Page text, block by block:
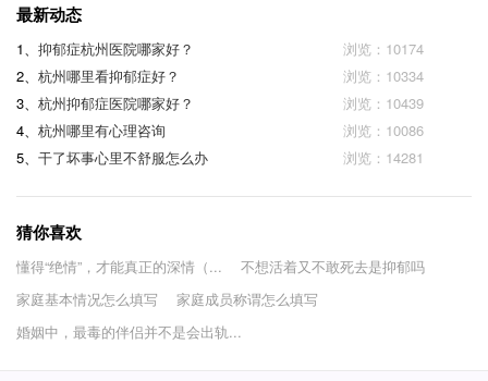
最新动态
1、 抑郁症杭州医院哪家好？
浏览：10174
2、 杭州哪里看抑郁症好？
浏览：10334
3、 杭州抑郁症医院哪家好？
浏览：10439
4、 杭州哪里有心理咨询
浏览：10086
5、 干了坏事心里不舒服怎么办 浏览：14281
猜你喜欢
懂得“绝情”，才能真正的深情（...
不想活着又不敢死去是抑郁吗
家庭基本情况怎么填写
家庭成员称谓怎么填写
婚姻中，最毒的伴侣并不是会出轨...